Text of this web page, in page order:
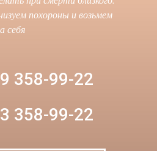
358-99-22
похороны и возьмем
себя
358-99-22